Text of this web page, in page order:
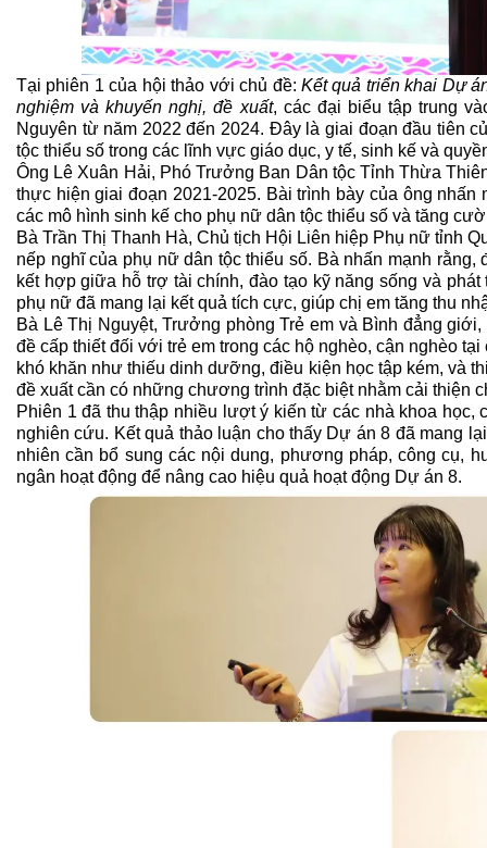
Tại phiên 1 của hội thảo với chủ đề:Kết quả triển khai Dự
nghiệm và khuyến nghị, đề xuất, các đại biểu tập trung
Nguyên từ năm 2022 đến 2024. Đây là giai đoạn đầu tiên
tộc thiểu số trong các lĩnh vực giáo dục, y tế, sinh kế và
Ông Lê Xuân Hải, Phó Trưởng Ban Dân tộc Tỉnh Thừa
thực hiện giai đoạn 2021-2025. Bài trình bày của ông
các mô hình sinh kế cho phụ nữ dân tộc thiểu số và tăng
Bà Trần Thị Thanh Hà, Chủ tịch Hội Liên hiệp Phụ nữ tỉnh
nếp nghĩ của phụ nữ dân tộc thiểu số. Bà nhấn mạnh
kết hợp giữa hỗ trợ tài chính, đào tạo kỹ năng sống và
phụ nữ đã mang lại kết quả tích cực, giúp chị em tăng thu
Bà Lê Thị Nguyệt, Trưởng phòng Trẻ em và Bình đẳng
đề cấp thiết đối với trẻ em trong các hộ nghèo, cận nghèo
khó khăn như thiếu dinh dưỡng, điều kiện học tập kém, và
đề xuất cần có những chương trình đặc biệt nhằm cải thiện
Phiên 1 đã thu thập nhiều lượt ý kiến từ các nhà khoa
nghiên cứu. Kết quả thảo luận cho thấy Dự án 8 đã mang
nhiên cần bổ sung các nội dung, phương pháp, công cụ,
ngân hoạt động để nâng cao hiệu quả hoạt động Dự án 8.